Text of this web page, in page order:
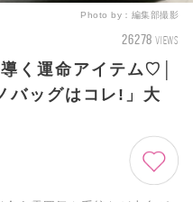
Photo by： 編集部撮影
26278 VIEWS
く運命アイテム♡│
バッグはコレ!」大